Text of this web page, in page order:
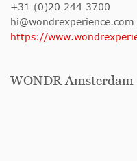
+31 (0)20 244 3700
hi@wondrexperience.com
https://
WONDR